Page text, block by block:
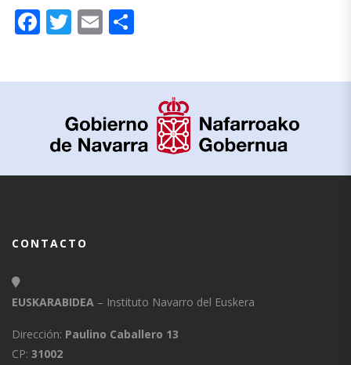
Facebook
Twitter
Email
CONTACTO
EUSKARABIDEA – Instituto Navarro del Euskera
Dirección: Paulino Caballero 13
CP: 31002